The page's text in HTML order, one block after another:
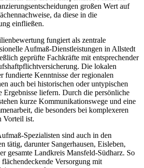
großen Wert auf
da diese in die
einfließen.
fungiert als zentrale
Aufmaß-Dienstleistungen in Allstedt
geprüfte Fachkräfte mit entsprechender
Die lokalen
fundierte Kenntnisse der regionalen
auch bei historischen oder untypischen
Ergebnisse liefern. Durch die persönliche
kurze Kommunikationswege und eine
die besonders bei komplexeren
Vorteil ist.
Spezialisten sind auch in den
tätig, darunter Sangerhausen, Eisleben,
gesamte Landkreis Mansfeld-Südharz. So
Versorgung mit